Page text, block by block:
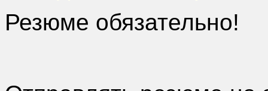
Резюме обязательно!